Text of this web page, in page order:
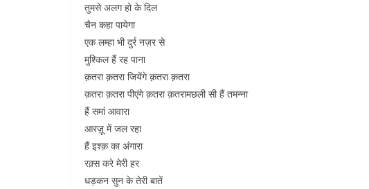
तुमसे अलग हो के दिल
चैन कहा पायेगा
एक लम्हा भी दुर्र नज़र से
मुश्किल हैं रह पाना
क़तरा क़तरा जियेंगे क़तरा क़तरा
क़तरा क़तरा पीएंगे क़तरा क़तरामछली सी हैं तमन्ना
हैं समां आवारा
आरज़ू में जल रहा
हैं इश्क़ का अंगारा
रक़्स करे मेरी हर
धड़कन सुन के तेरी बातें